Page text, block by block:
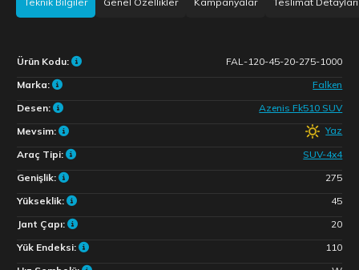
Ürün Kodu:
FAL-120-45-20-275-1000
Marka:
Falken
Desen:
Azenis Fk510 SUV
Mevsim:
Yaz
Araç Tipi:
SUV-4x4
Genişlik:
275
Yükseklik:
45
Jant Çapı:
20
Yük Endeksi:
110